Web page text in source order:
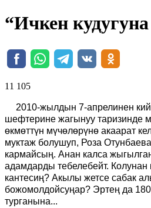
“Ичкен
11 105 ᠌ ᠌ ᠌ ᠌᠌ ᠌ ᠌᠌
2010-жылдын 7-апрелинен
шефтерине жагынуу таризинде
өкмөттүн мүчөлөрүнө акаарат
муктаж болушуп, Роза
кармайсың. Анан калса
адамдарды тебелебейт. Колунан
кантесиң? Акылы жетсе сабак
божомолдойсуңар? Эртең да
турганына...